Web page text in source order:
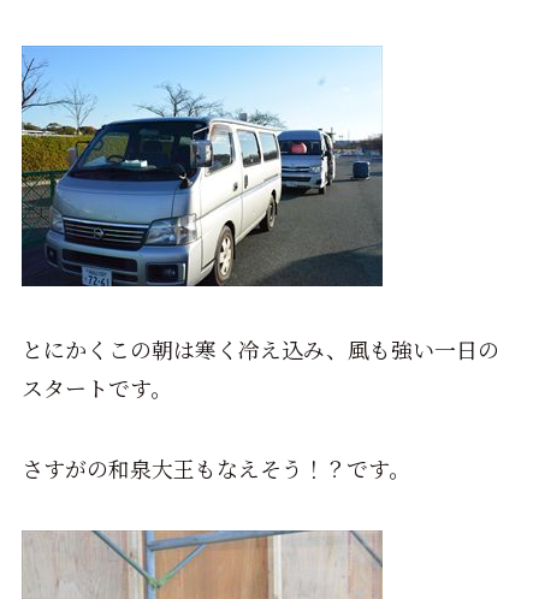
とにかくこの朝は寒く冷え込み、風も強い一日の
スタートです。
さすがの和泉大王もなえそう！？です。